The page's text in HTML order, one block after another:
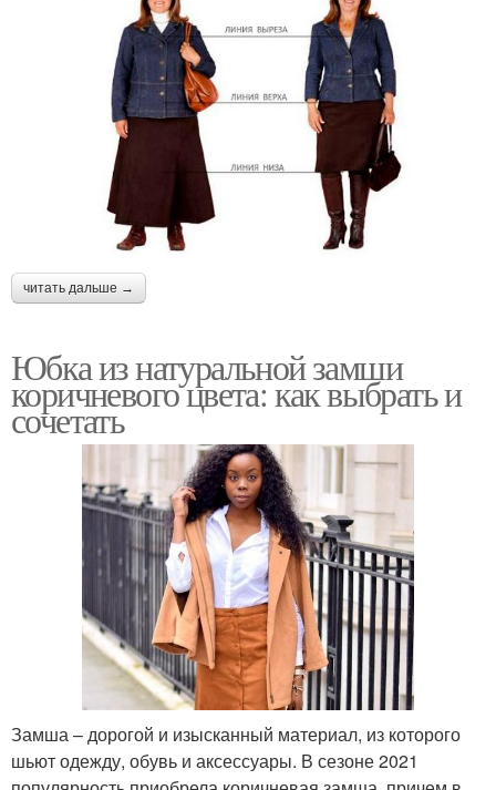
читать дальше →
Юбка из натуральной замши
коричневого цвета: как выбрать и
сочетать
Замша – дорогой и изысканный материал, из которого
шьют одежду, обувь и аксессуары. В сезоне 2021